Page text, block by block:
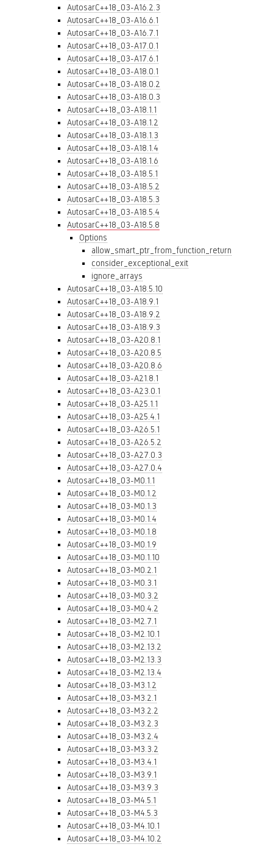
AutosarC++18_03-A16.2.3
AutosarC++18_03-A16.6.1
AutosarC++18_03-A16.7.1
AutosarC++18_03-A17.0.1
AutosarC++18_03-A17.6.1
AutosarC++18_03-A18.0.1
AutosarC++18_03-A18.0.2
AutosarC++18_03-A18.0.3
AutosarC++18_03-A18.1.1
AutosarC++18_03-A18.1.2
AutosarC++18_03-A18.1.3
AutosarC++18_03-A18.1.4
AutosarC++18_03-A18.1.6
AutosarC++18_03-A18.5.1
AutosarC++18_03-A18.5.2
AutosarC++18_03-A18.5.3
AutosarC++18_03-A18.5.4
AutosarC++18_03-A18.5.8
Options
allow_smart_ptr_from_function_return
consider_exceptional_exit
ignore_arrays
AutosarC++18_03-A18.5.10
AutosarC++18_03-A18.9.1
AutosarC++18_03-A18.9.2
AutosarC++18_03-A18.9.3
AutosarC++18_03-A20.8.1
AutosarC++18_03-A20.8.5
AutosarC++18_03-A20.8.6
AutosarC++18_03-A21.8.1
AutosarC++18_03-A23.0.1
AutosarC++18_03-A25.1.1
AutosarC++18_03-A25.4.1
AutosarC++18_03-A26.5.1
AutosarC++18_03-A26.5.2
AutosarC++18_03-A27.0.3
AutosarC++18_03-A27.0.4
AutosarC++18_03-M0.1.1
AutosarC++18_03-M0.1.2
AutosarC++18_03-M0.1.3
AutosarC++18_03-M0.1.4
AutosarC++18_03-M0.1.8
AutosarC++18_03-M0.1.9
AutosarC++18_03-M0.1.10
AutosarC++18_03-M0.2.1
AutosarC++18_03-M0.3.1
AutosarC++18_03-M0.3.2
AutosarC++18_03-M0.4.2
AutosarC++18_03-M2.7.1
AutosarC++18_03-M2.10.1
AutosarC++18_03-M2.13.2
AutosarC++18_03-M2.13.3
AutosarC++18_03-M2.13.4
AutosarC++18_03-M3.1.2
AutosarC++18_03-M3.2.1
AutosarC++18_03-M3.2.2
AutosarC++18_03-M3.2.3
AutosarC++18_03-M3.2.4
AutosarC++18_03-M3.3.2
AutosarC++18_03-M3.4.1
AutosarC++18_03-M3.9.1
AutosarC++18_03-M3.9.3
AutosarC++18_03-M4.5.1
AutosarC++18_03-M4.5.3
AutosarC++18_03-M4.10.1
AutosarC++18_03-M4.10.2